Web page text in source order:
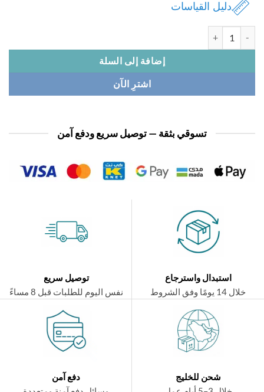
دليل القياسات
إضافة إلى السلة
اشترِ الآن
تسوقي بثقة — توصيل سريع ودفع آمن
استبدال واسترجاع
توصيل سريع
نفس اليوم للطلبات قبل 8 مساءً
شحن للخليج
دفع آمن